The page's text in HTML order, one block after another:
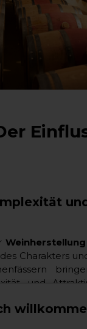
Weinherstellung
Charakters
und
hin zu den
Einfluss der